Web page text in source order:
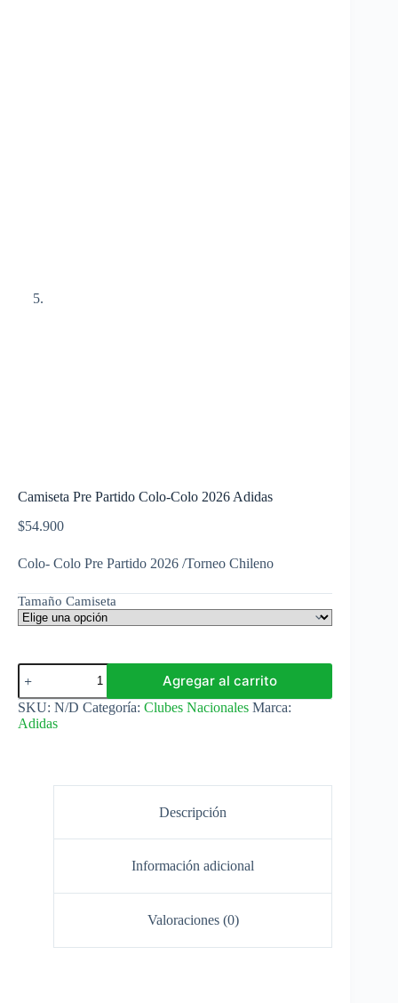
Camiseta Pre Partido Colo-Colo 2026 Adidas
$54.900
Colo- Colo Pre Partido 2026 /Torneo Chileno
Tamaño Camiseta
Camiseta
Pre
Partido
Colo-
Colo
Agregar al carrito
SKU: N/D Categoría: Clubes Nacionales Marca:
Adidas
Descripción
Información adicional
Valoraciones (0)